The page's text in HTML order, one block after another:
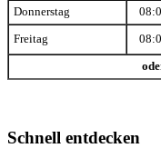
Donnerstag
Freitag
Schnell entdecken